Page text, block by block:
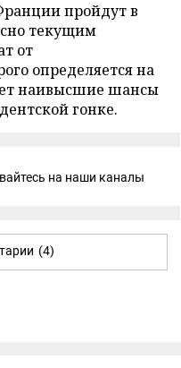
пройдут в
текущим
от
определяется на
наивысшие шансы
гонке.
на наши каналы
(4)